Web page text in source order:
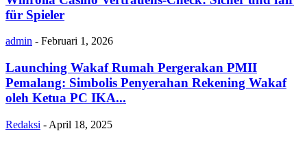
für Spieler
admin - Februari 1, 2026
Launching Wakaf Rumah Pergerakan PMII
Pemalang: Simbolis Penyerahan Rekening Wakaf
oleh Ketua PC IKA...
Redaksi - April 18, 2025